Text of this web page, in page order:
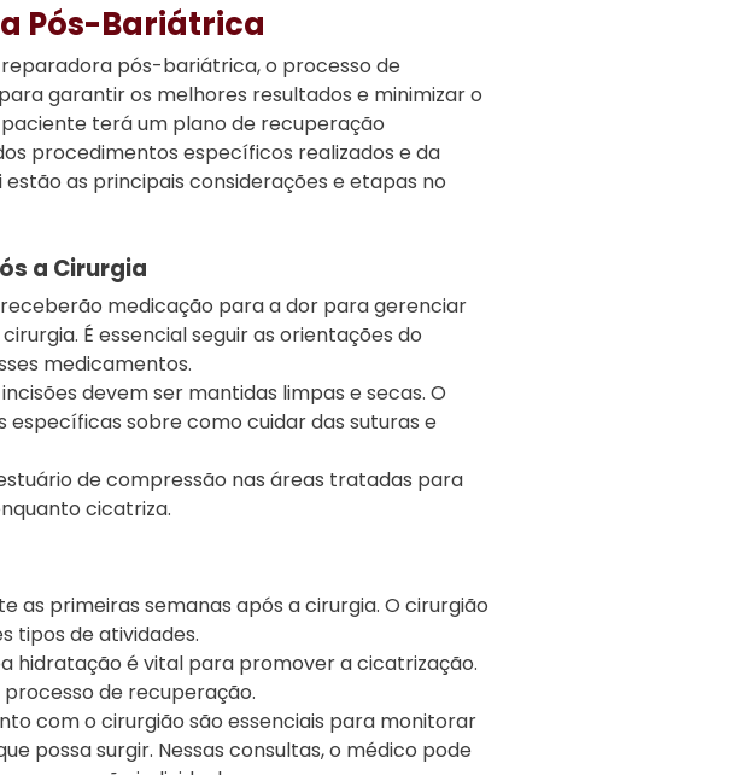
Pós-Bariátrica
pós-bariátrica, o processo de
garantir os melhores resultados e minimizar o
terá um plano de recuperação
procedimentos específicos realizados e da
as principais considerações e etapas no
a Cirurgia
medicação para a dor para gerenciar
É essencial seguir as orientações do
medicamentos.
devem ser mantidas limpas e secas. O
sobre como cuidar das suturas e
de compressão nas áreas tratadas para
cicatriza.
as primeiras semanas após a cirurgia. O cirurgião
tipos de atividades.
hidratação é vital para promover a cicatrização.
de recuperação.
com o cirurgião são essenciais para monitorar
possa surgir. Nessas consultas, o médico pode